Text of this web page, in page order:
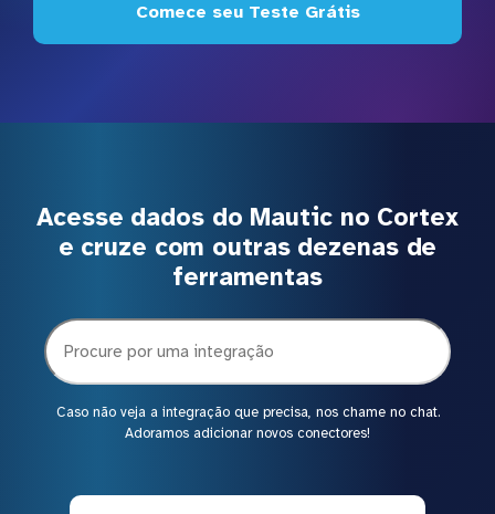
Comece seu Teste Grátis
Acesse dados do Mautic no Cortex
e cruze com outras dezenas de
ferramentas
Caso não veja a integração que precisa, nos chame no chat.
Adoramos adicionar novos conectores!